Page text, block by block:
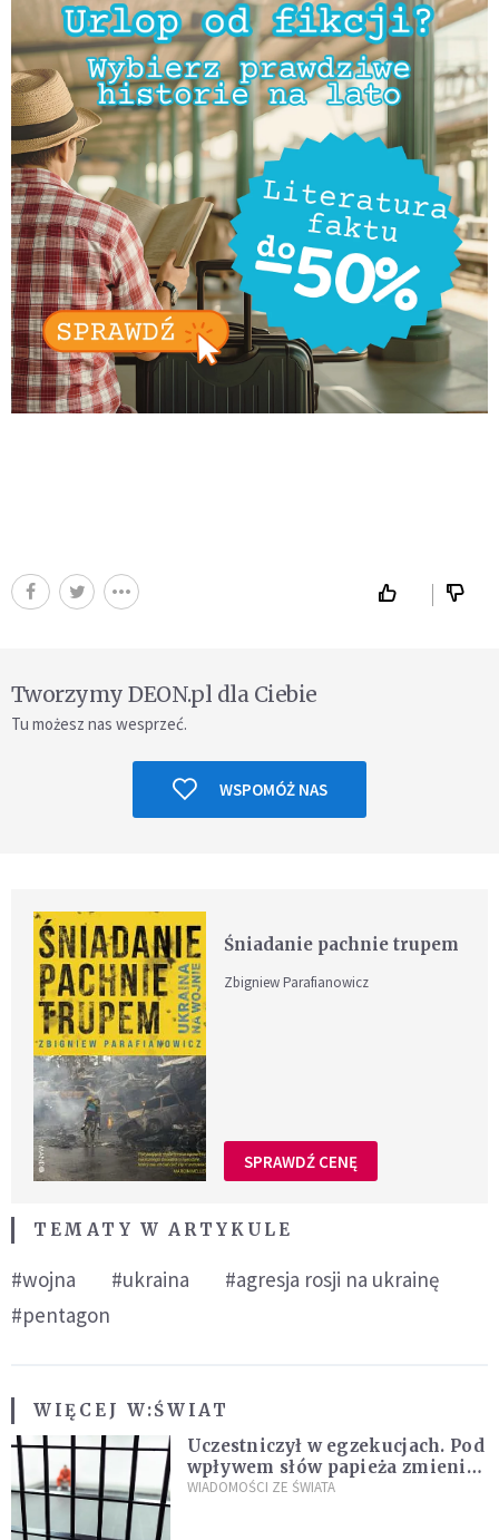
Tworzymy DEON.pl dla Ciebie
Tu możesz nas wesprzeć.
WSPOMÓŻ NAS
Śniadanie pachnie trupem
Zbigniew Parafianowicz
SPRAWDŹ CENĘ
TEMATY W ARTYKULE
#wojna #ukraina
#agresja rosji na ukrainę
#pentagon
WIĘCEJ W:ŚWIAT
Uczestniczył w egzekucjach. Pod
wpływem słów papieża zmienił
zdanie
WIADOMOŚCI ZE ŚWIATA